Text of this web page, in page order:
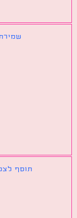
שמירת
תוסף לצפיה